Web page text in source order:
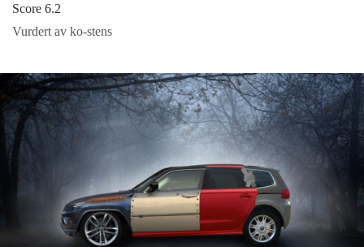
Score 6.2
Vurdert av ko-stens